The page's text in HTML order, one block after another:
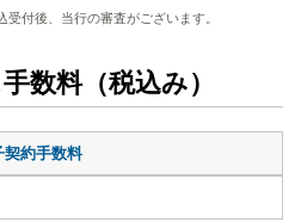
付後、当行の審査がございます。
数料（税込み）
契約手数料